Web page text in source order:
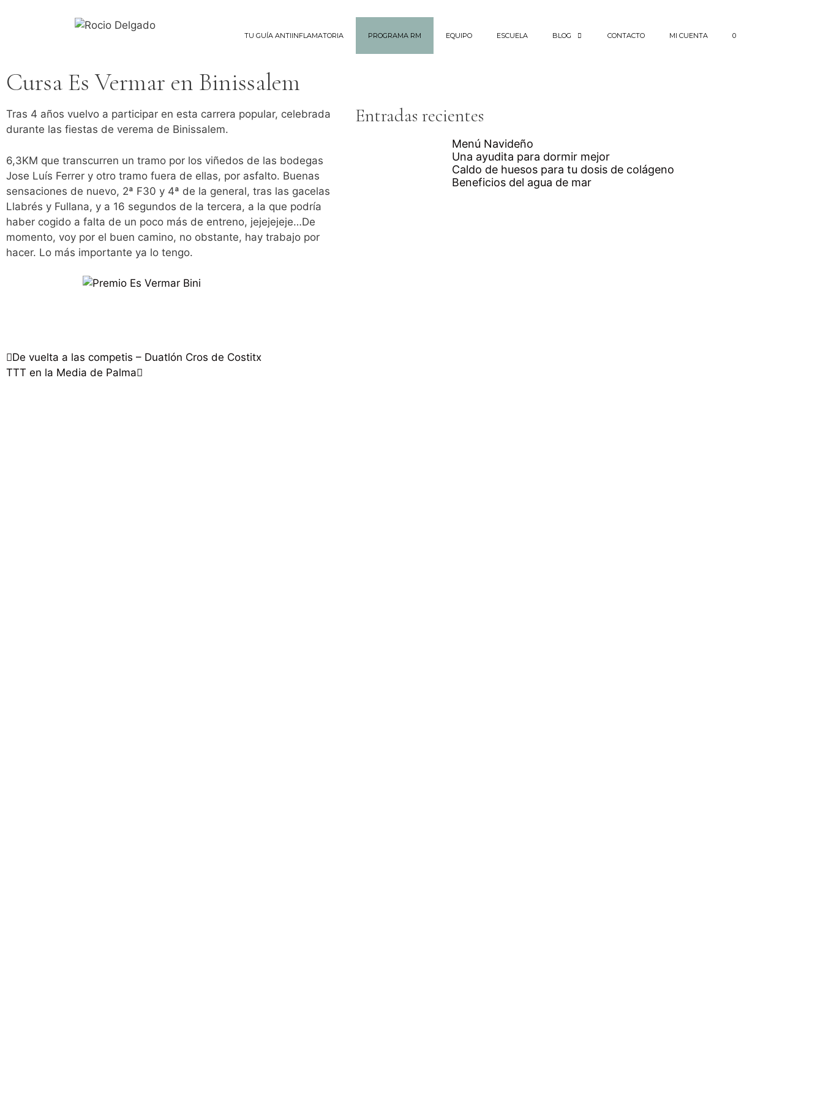
TU GUÍA ANTIINFLAMATORIA PROGRAMA RM EQUIPO ESCUELA BLOG CONTACTO MI CUENTA 0
Cursa Es Vermar en Binissalem
Tras 4 años vuelvo a participar en esta carrera popular, celebrada
durante las fiestas de verema de Binissalem.
6,3KM que transcurren un tramo por los viñedos de las bodegas
Jose Luís Ferrer y otro tramo fuera de ellas, por asfalto. Buenas
sensaciones de nuevo, 2ª F30 y 4ª de la general, tras las gacelas
Llabrés y Fullana, y a 16 segundos de la tercera, a la que podría
haber cogido a falta de un poco más de entreno, jejejejeje…De
momento, voy por el buen camino, no obstante, hay trabajo por
hacer. Lo más importante ya lo tengo.
Entradas recientes
Menú Navideño
Una ayudita para dormir mejor
Caldo de huesos para tu dosis de colágeno
Beneficios del agua de mar
De vuelta a las competis – Duatlón Cros de Costitx
TTT en la Media de Palma